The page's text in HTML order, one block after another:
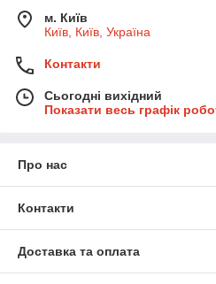
м. Київ
Київ, Київ, Україна
Контакти
Сьогодні вихідний
Показати весь графік
Про нас
Контакти
Доставка та оплата